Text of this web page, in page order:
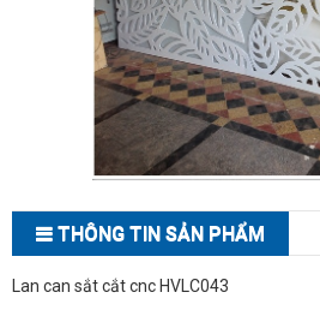
THÔNG TIN SẢN PHẨM
Lan can sắt cắt cnc HVLC043